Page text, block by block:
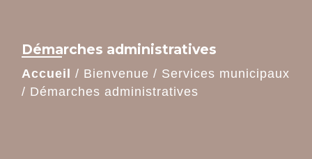
Démarches administratives
Accueil / Bienvenue / Services municipaux
/ Démarches administratives